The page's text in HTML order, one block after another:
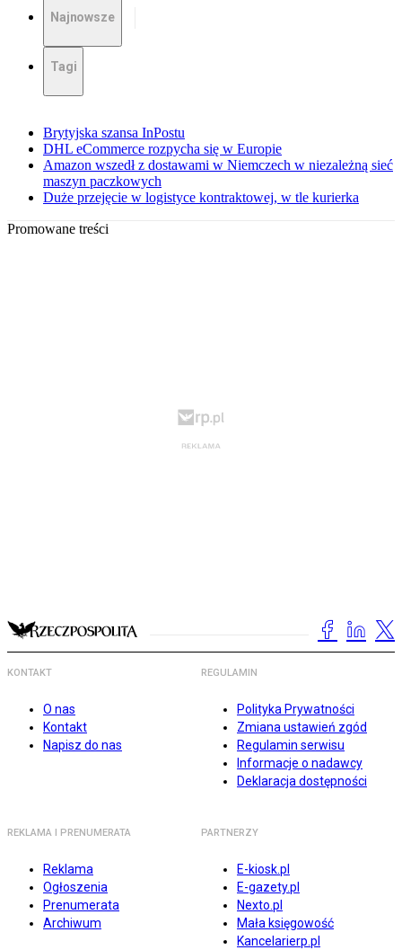
Najnowsze
Tagi
Brytyjska szansa InPostu
DHL eCommerce rozpycha się w Europie
Amazon wszedł z dostawami w Niemczech w niezależną sieć
maszyn paczkowych
Duże przejęcie w logistyce kontraktowej, w tle kurierka
Promowane treści
KONTAKT
O nas
Kontakt
Napisz do nas
REGULAMIN
Polityka Prywatności
Zmiana ustawień zgód
Regulamin serwisu
Informacje o nadawcy
Deklaracja dostępności
REKLAMA I PRENUMERATA
Reklama
Ogłoszenia
Prenumerata
Archiwum
PARTNERZY
E-kiosk.pl
E-gazety.pl
Nexto.pl
Mała księgowość
Kancelarierp.pl